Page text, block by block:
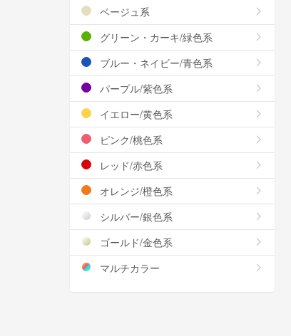
ベージュ系
グリーン・カーキ/緑色系
ブルー・ネイビー/青色系
パープル/紫色系
イエロー/黄色系
ピンク/桃色系
レッド/赤色系
オレンジ/橙色系
シルバー/銀色系
ゴールド/金色系
マルチカラー